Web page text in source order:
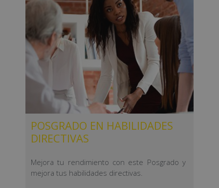
POSGRADO EN HABILIDADES
DIRECTIVAS
Mejora tu rendimiento con este Posgrado y
mejora tus habilidades directivas.